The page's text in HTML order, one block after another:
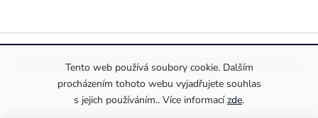
Tento web používá soubory cookie. Dalším
procházením tohoto webu vyjadřujete souhlas
s jejich používáním.. Více informacízde.
Pravidla ochrany a zpracování osobních údajůInformace o cookies